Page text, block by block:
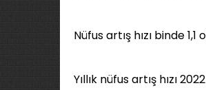
Nüfus artış hızı binde 1,1
Yıllık nüfus artış hızı